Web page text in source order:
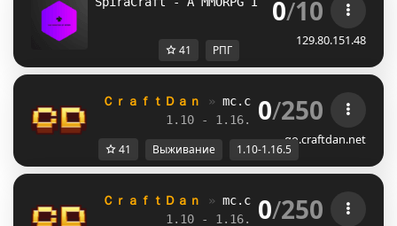
0/10
129.80.151.48
41 РПГ
ＣｒａｆｔＤａｎ » mc.craftdan.net //
1.10 - 1.16.5 //
0/250
go.craftdan.net
41 Выживание 1.10-1.16.5
ＣｒａｆｔＤａｎ » mc.craftdan.net //
1.10 - 1.16.5 //
0/250